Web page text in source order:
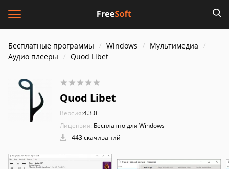
Бесплатные программы Windows
Мультимедиа
Аудио плееры
Quod Libet
Quod Libet
Версия:4.3.0
Лицензия: Бесплатно для Windows
443 скачиваний